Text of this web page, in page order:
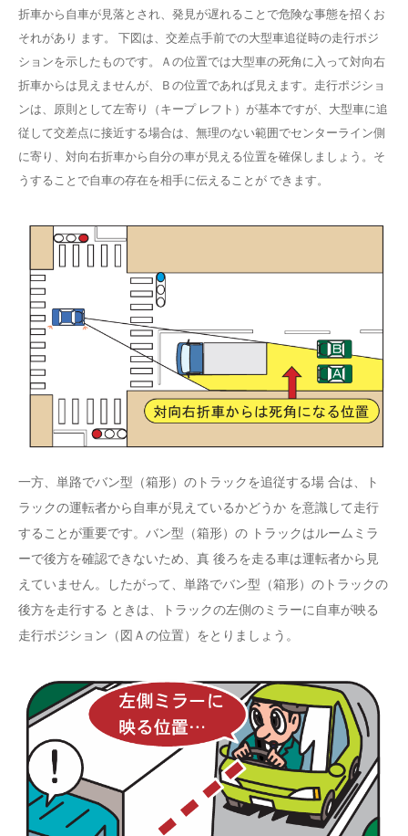
折車から自車が見落とされ、発見が遅れることで危険な事態を招くお
それがあり ます。 下図は、交差点手前での大型車追従時の走行ポジ
ションを示したものです。Ａの位置では大型車の死角に入って対向右
折車からは見えませんが、Ｂの位置であれば見えます。走行ポジショ
ンは、原則として左寄り（キープ レフト）が基本ですが、大型車に追
従して交差点に接近する場合は、無理のない範囲でセンターライン側
に寄り、対向右折車から自分の車が見える位置を確保しましょう。そ
うすることで自車の存在を相手に伝えることが できます。
一方、単路でバン型（箱形）のトラックを追従する場 合は、ト
ラックの運転者から自車が見えているかどうか を意識して走行
することが重要です。バン型（箱形）の トラックはルームミラ
ーで後方を確認できないため、真 後ろを走る車は運転者から見
えていません。したがって、単路でバン型（箱形）のトラックの
後方を走行する ときは、トラックの左側のミラーに自車が映る
走行ポジション（図Ａの位置）をとりましょう。